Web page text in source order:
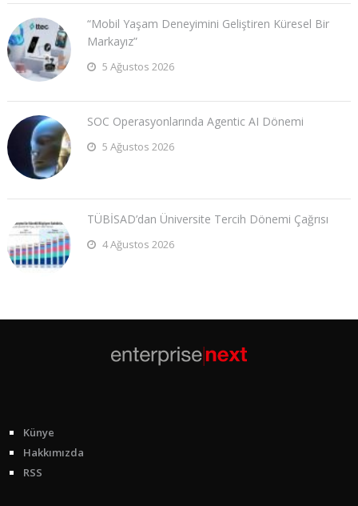
“Mobil Yaşam Deneyimini Geliştiren Küresel Bir
Markayız”
5 Ağustos 2026
SOC Operasyonlarında Agentic AI Dönemi
5 Ağustos 2026
TÜBİSAD’dan Üniversite Tercih Dönemi Çağrısı
4 Ağustos 2026
Künye
Hakkımızda
RSS